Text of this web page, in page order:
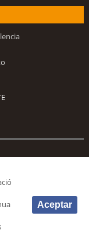
Síguenos
LEGAL
Aceptar